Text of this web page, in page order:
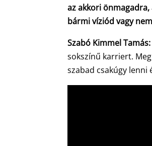
az akkori
bármi víziód vagy
Szabó Kimmel Tamás:
sokszínű karriert.
szabad csakúgy lenni